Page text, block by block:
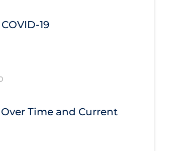
19
Time and Current